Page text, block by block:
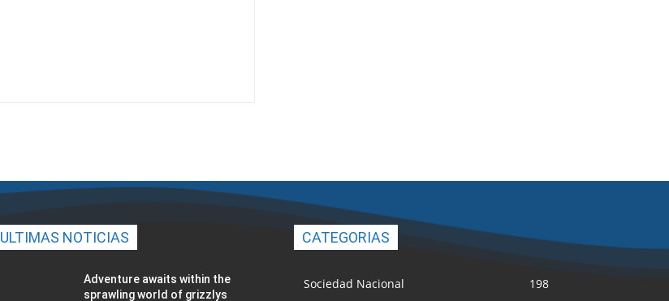
ULTIMAS NOTICIAS
Adventure awaits within the
sprawling world of grizzlys
CATEGORIAS
Sociedad Nacional
198